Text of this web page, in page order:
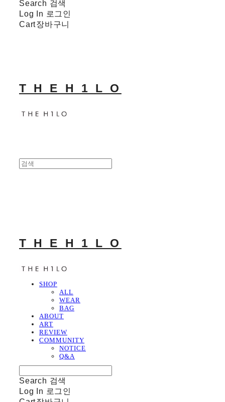
Search 검색
Log In 로그인
Cart장바구니
T H E H 1 L O
T H E H 1 L O
SHOP
ALL
WEAR
BAG
ABOUT
ART
REVIEW
COMMUNITY
NOTICE
Q&A
Search 검색
Log In 로그인